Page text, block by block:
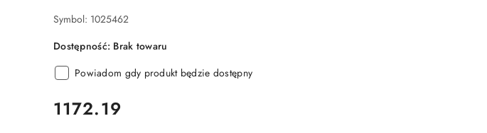
Symbol: 1025462
Dostępność: Brak towaru
Powiadom gdy produkt będzie dostępny
cena:
1172.19